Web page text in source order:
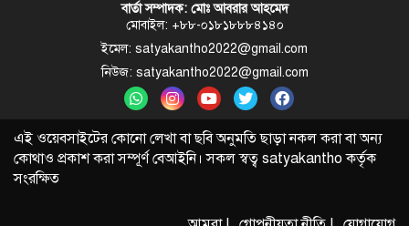
বার্তা সম্পাদক: মোঃ আবরার আহমেদ
মোবাইল: +৮৮-০১৮১৮৮৮৪১৪০
ইমেল: satyakantho2022@gmail.com
নিউজ: satyakantho2022@gmail.com
এই ওয়েবসাইটের কোনো লেখা বা ছবি অনুমতি ছাড়া নকল করা বা অন্য
কোথাও প্রকাশ করা সম্পূর্ণ বেআইনি। সকল স্বত্ব satyakantho কর্তৃক
সংরক্ষিত